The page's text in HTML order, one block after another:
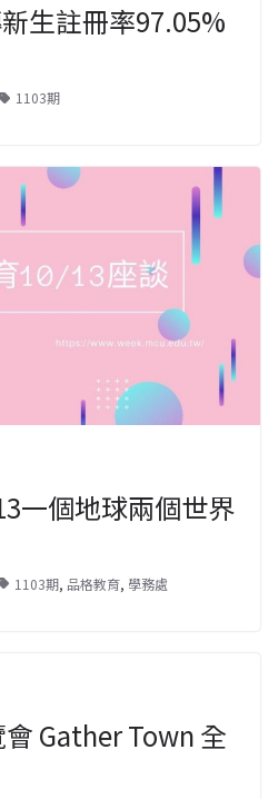
生註冊率97.05%
1103期
一個地球兩個世界
1103期, 品格教育, 學務處
Gather Town 全